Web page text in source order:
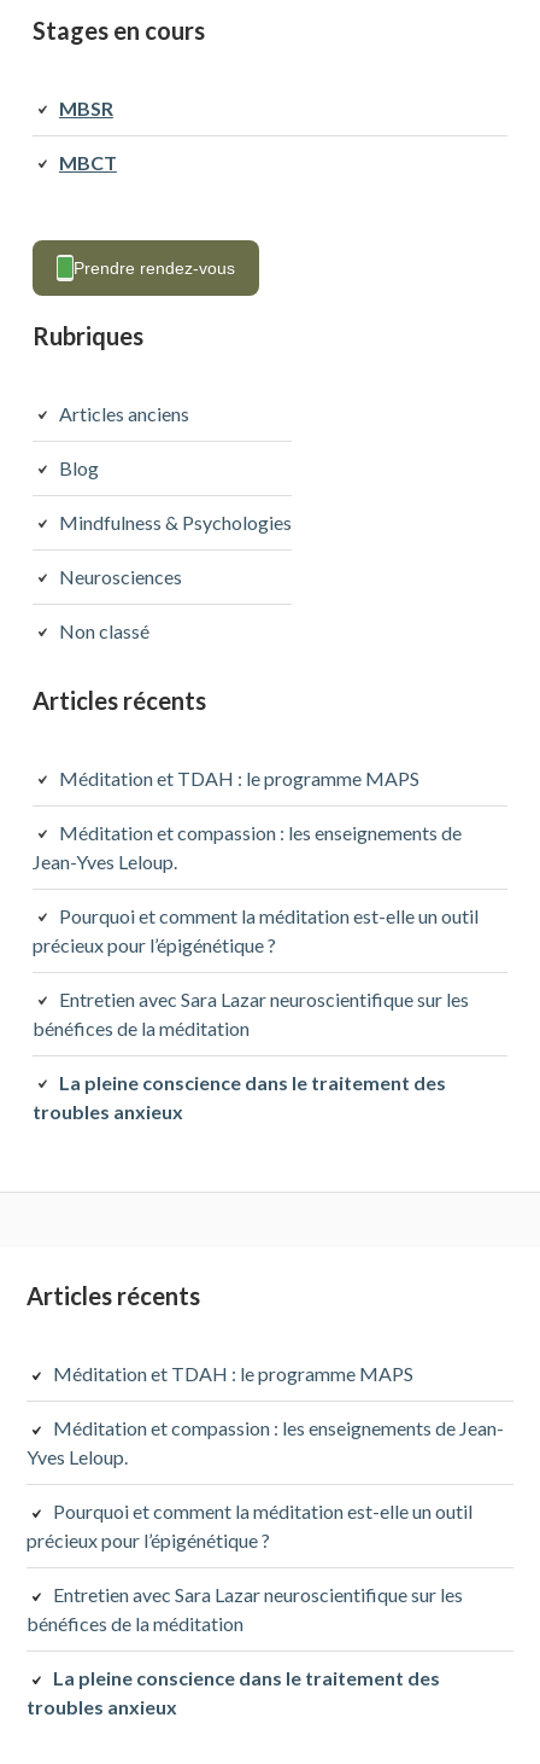
Stages en cours
MBSR
MBCT
Prendre rendez-vous
Rubriques
Articles anciens
Blog
Mindfulness & Psychologies
Neurosciences
Non classé
Articles récents
Méditation et TDAH : le programme MAPS
Méditation et compassion : les enseignements de
Jean-Yves Leloup.
Pourquoi et comment la méditation est-elle un outil
précieux pour l’épigénétique ?
Entretien avec Sara Lazar neuroscientifique sur les
bénéfices de la méditation
La pleine conscience dans le traitement des
troubles anxieux
Colonne
subsidiaire
Articles récents
Méditation et TDAH : le programme MAPS
Méditation et compassion : les enseignements de Jean-
Yves Leloup.
Pourquoi et comment la méditation est-elle un outil
précieux pour l’épigénétique ?
Entretien avec Sara Lazar neuroscientifique sur les
bénéfices de la méditation
La pleine conscience dans le traitement des
troubles anxieux